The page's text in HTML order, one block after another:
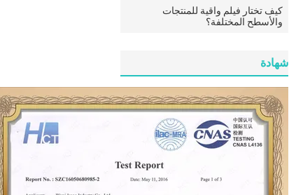
كيف تختار فيلم واقية للمنتجات
والأسطح المختلفة؟
شهادة